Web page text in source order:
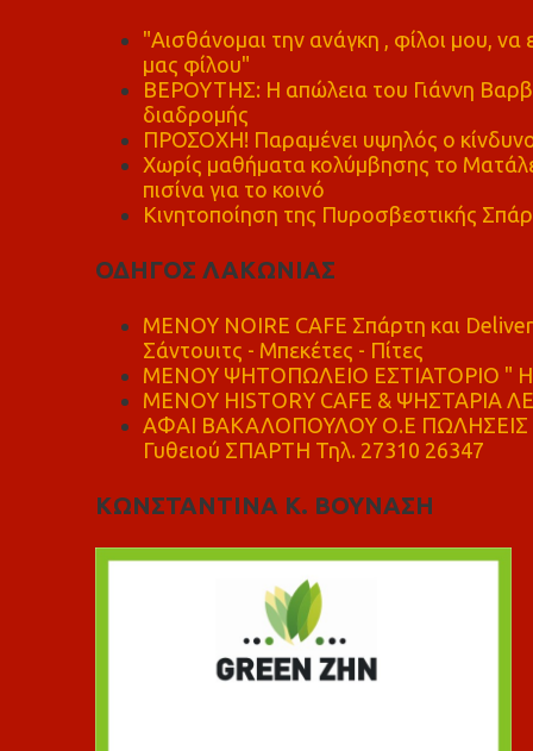
"Αισθάνομαι την ανάγκη , φίλοι μου,
μας φίλου"
ΒΕΡΟΥΤΗΣ: Η απώλεια του Γιάννη
διαδρομής
ΠΡΟΣΟΧΗ! Παραμένει υψηλός ο
Χωρίς μαθήματα κολύμβησης το
πισίνα για το κοινό
Κινητοποίηση της Πυροσβεστικής
ΟΔΗΓΟΣ ΛΑΚΩΝΙΑΣ
MENOY NOIRE CAFE Σπάρτη και
Σάντουιτς - Μπεκέτες - Πίτες
ΜΕΝΟΥ ΨΗΤΟΠΩΛΕΙΟ ΕΣΤΙΑΤΟΡΙΟ "
ΜΕΝΟΥ HISTORY CAFE & ΨΗΣΤΑΡΙΑ
ΑΦΑΙ ΒΑΚΑΛΟΠΟΥΛΟΥ Ο.Ε ΠΩΛΗΣΕΙΣ
Γυθειού ΣΠΑΡΤΗ Τηλ. 27310 26347
ΚΩΝΣΤΑΝΤΙΝΑ Κ. ΒΟΥΝΑΣΗ